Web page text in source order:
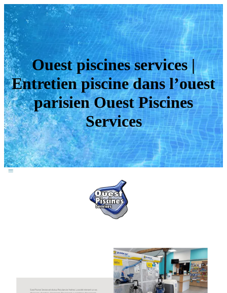
Ouest piscines services |
Entretien piscine dans l’ouest
parisien Ouest Piscines
Services